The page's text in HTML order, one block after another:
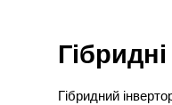
Гібридний